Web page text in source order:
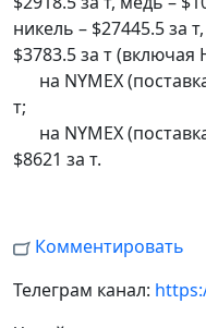
никель – $27445.5 за
$3783.5 за т (включая
на NYMEX
т;
на NYMEX
$8621 за т.
Комментировать
Телеграм канал: